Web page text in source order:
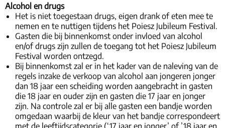
Alcohol en drugs
Het is niet toegestaan drugs, eigen drank of eten mee te
nemen en te nuttigen tijdens het Poiesz Jubileum Festival.
Gasten die bij binnenkomst onder invloed van alcohol
en/of drugs zijn zullen de toegang tot het Poiesz Jubileum
Festival worden ontzegd.
Bij binnenkomst zal er in het kader van de naleving van de
regels inzake de verkoop van alcohol aan jongeren jonger
dan 18 jaar een scheiding worden aangebracht in gasten
die 18 jaar en ouder zijn en gasten die 17 jaar en jonger
zijn. Na controle zal er bij alle gasten een bandje worden
omgedaan waarbij de kleur van het bandje correspondeert
met de leeftijdscategorie (‘17 jaar en jonger’ of ’18 jaar en